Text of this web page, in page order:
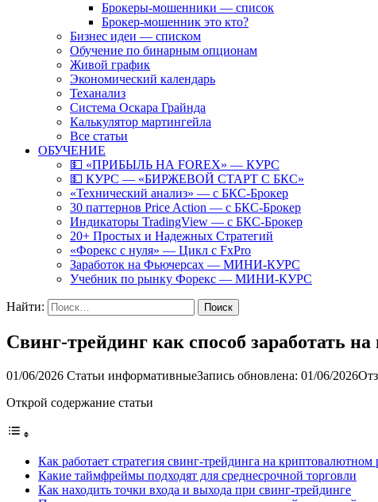
Брокеры-мошенники — список
Брокер-мошенник это кто?
Бизнес идеи — списком
Обучение по бинарным опционам
Живой график
Экономический календарь
Теханализ
Система Оскара Грайнда
Калькулятор мартингейла
Все статьи
ОБУЧЕНИЕ
💵 «ПРИБЫЛЬ НА FOREX» — КУРС
💵 КУРС — «БИРЖЕВОЙ СТАРТ С БКС»
«Технический анализ» — с БКС-Брокер
30 паттернов Price Action — с БКС-Брокер
Индикаторы TradingView — с БКС-Брокер
20+ Простых и Надежных Стратегий
«Форекс с нуля» — Цикл с FxPro
Заработок на Фьючерсах — МИНИ-КУРС
Учебник по рынку Форекс — МИНИ-КУРС
Найти:
Свинг-трейдинг как способ заработать
01/06/2026 Статьи информативныеЗапись обновлена: 01/06/2026
Открой содержание статьи
Как работает стратегия свинг-трейдинга на криптовалютном
Какие таймфреймы подходят для среднесрочной торговли
Как находить точки входа и выхода при свинг-трейдинге